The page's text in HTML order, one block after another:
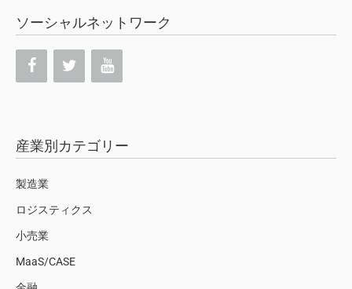
ソーシャルネットワーク
産業別カテゴリー
製造業
ロジスティクス
小売業
MaaS/CASE